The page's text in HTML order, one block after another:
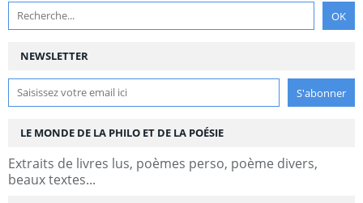
NEWSLETTER
LE MONDE DE LA PHILO ET DE LA POÉSIE
Extraits de livres lus, poèmes perso, poème divers,
beaux textes...